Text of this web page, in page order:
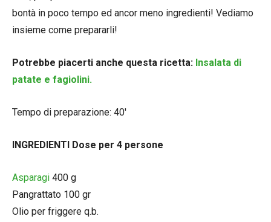
bontà in poco tempo ed ancor meno ingredienti! Vediamo
insieme come prepararli!
Potrebbe piacerti anche questa ricetta: Insalata di
patate e fagiolini.
Tempo di preparazione: 40′
INGREDIENTI Dose per 4 persone
Asparagi 400 g
Pangrattato 100 gr
Olio per friggere q.b.